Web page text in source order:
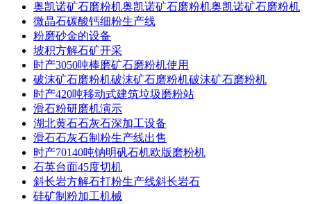
奥凯诺矿石磨粉机奥凯诺矿石磨粉机奥凯诺矿石磨粉机
微晶石碳酸钙细粉生产线
粉磨砂金的设备
坡积方解石矿开采
时产3050吨棒磨矿石磨粉机使用
破沫矿石磨粉机破沫矿石磨粉机破沫矿石磨粉机
时产420吨移动式建筑垃圾磨粉站
滑石粉研磨机演示
湖北黄石石灰石深加工设备
滑石石灰石制粉生产线出售
时产70140吨钠明矾石机欧版磨粉机
石英台面45度切机
斜长岩方解石打粉生产线斜长岩石
硅矿制粉加工机械